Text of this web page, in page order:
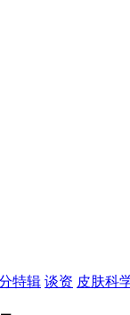
特辑 谈资 皮肤科